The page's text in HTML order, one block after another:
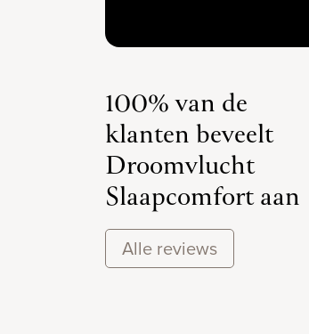
100% van de
klanten beveelt
Droomvlucht
Slaapcomfort aan
Alle reviews